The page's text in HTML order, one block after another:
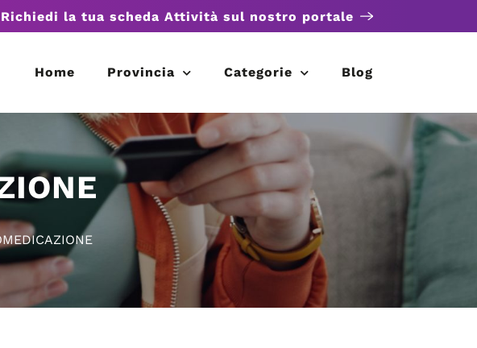
Richiedi la tua scheda Attività sul nostro portale
Home Provincia Categorie Blog